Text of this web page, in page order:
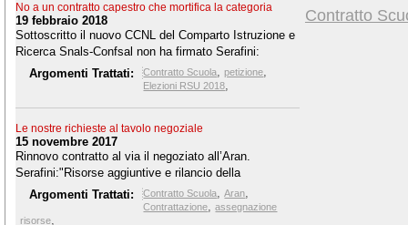
No a un contratto capestro che mortifica la categoria
19 febbraio 2018
Sottoscritto il nuovo CCNL del Comparto Istruzione e
Ricerca Snals-Confsal non ha firmato Serafini:
"Questo contratto è offensivo per la dignità
professionale di tutto il personale della Scuola,
Argomenti Trattati: Contratto Scuola,petizione,
Elezioni RSU 2018,
Le nostre richieste al tavolo negoziale
15 novembre 2017
Rinnovo contratto al via il negoziato all’Aran.
Serafini:"Risorse aggiuntive e rilancio della
contrattazione"
Argomenti Trattati: Contratto Scuola,Aran,
Contrattazione,assegnazione
risorse,
Contratto